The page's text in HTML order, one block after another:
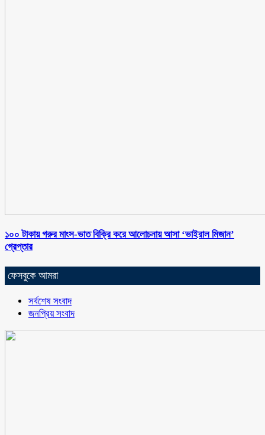
১০০ টাকায় গরুর মাংস-ভাত বিক্রি করে আলোচনায় আসা ‘ভাইরাল মিজান’
গ্রেপ্তার
ফেসবুকে আমরা
সর্বশেষ সংবাদ
জনপ্রিয় সংবাদ